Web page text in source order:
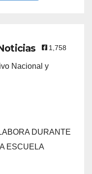
1,758
Nacional y
DURANTE
ESCUELA